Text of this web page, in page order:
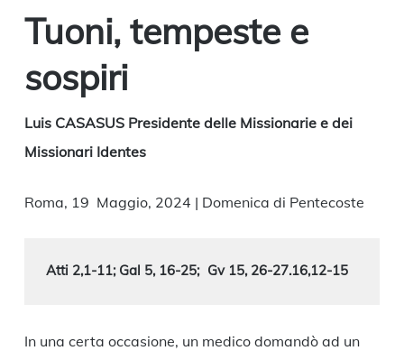
Tuoni, tempeste e
sospiri
Luis CASASUS Presidente delle Missionarie e dei
Missionari Identes
Roma, 19 Maggio, 2024 | Domenica di Pentecoste
Atti 2,1-11; Gal 5, 16-25; Gv 15, 26-27.16,12-15
In una certa occasione, un medico domandò ad un